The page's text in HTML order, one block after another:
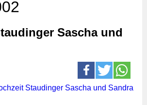
Sascha und
Staudinger Sascha und Sandra